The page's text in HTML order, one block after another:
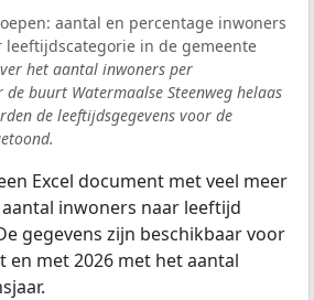
aantal en percentage inwoners
leeftijdscategorie in de gemeente
het aantal inwoners per
buurt Watermaalse Steenweg helaas
de leeftijdsgegevens voor de
Excel document met veel meer
inwoners naar leeftijd
gegevens zijn beschikbaar voor
en met 2026 met het aantal